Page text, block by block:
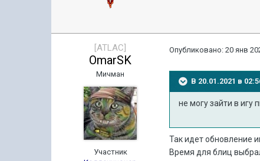
[ATLAC]
OmarSK
Мичман
Участник
Опубликовано:20 янв
В 20.01.2021 в
не могу зайти в игу
Так идет обновление
Время для блиц